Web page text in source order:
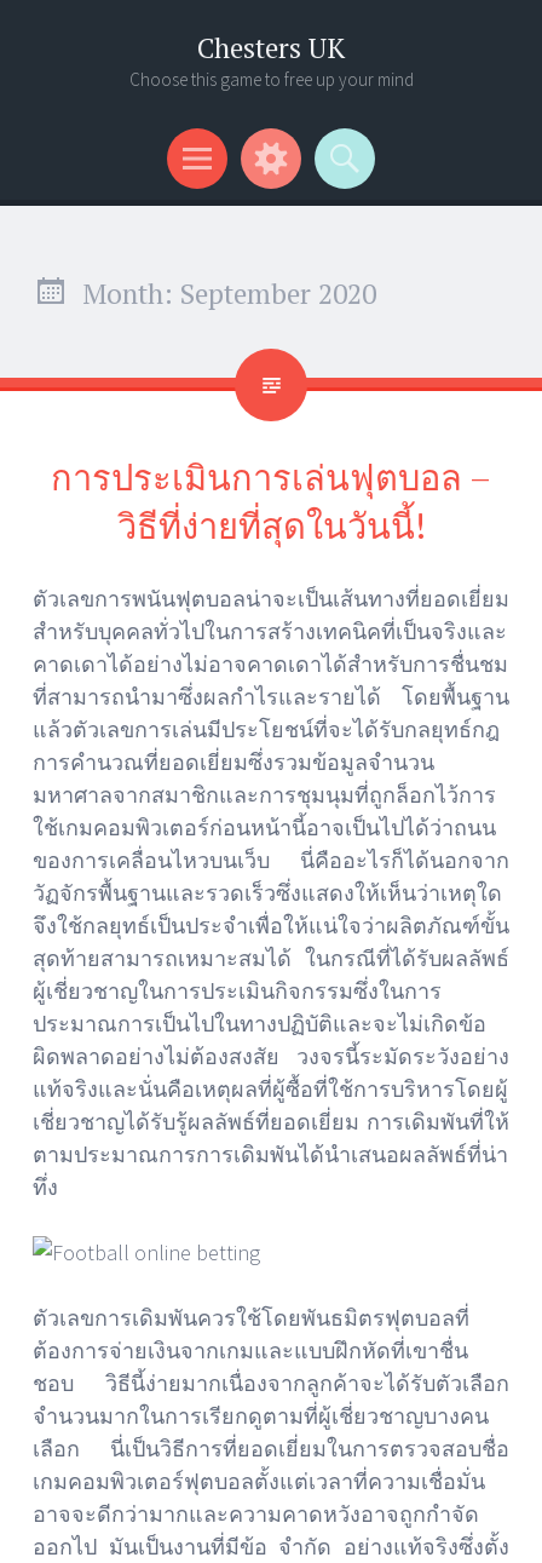
Chesters UK
Choose this game to free up your mind
Menu
Widgets
Search
Month: September 2020
การประเมินการเล่นฟุตบอล –
วิธีที่ง่ายที่สุดในวันนี้!
ตัวเลขการพนันฟุตบอลน่าจะเป็นเส้นทางที่ยอดเยี่ยม
สำหรับบุคคลทั่วไปในการสร้างเทคนิคที่เป็นจริงและ
คาดเดาได้อย่างไม่อาจคาดเดาได้สำหรับการชื่นชม
ที่สามารถนำมาซึ่งผลกำไรและรายได้ โดยพื้นฐาน
แล้วตัวเลขการเล่นมีประโยชน์ที่จะได้รับกลยุทธ์กฎ
การคำนวณที่ยอดเยี่ยมซึ่งรวมข้อมูลจำนวน
มหาศาลจากสมาชิกและการชุมนุมที่ถูกล็อกไว้การ
ใช้เกมคอมพิวเตอร์ก่อนหน้านี้อาจเป็นไปได้ว่าถนน
ของการเคลื่อนไหวบนเว็บ นี่คืออะไรก็ได้นอกจาก
วัฏจักรพื้นฐานและรวดเร็วซึ่งแสดงให้เห็นว่าเหตุใด
จึงใช้กลยุทธ์เป็นประจำเพื่อให้แน่ใจว่าผลิตภัณฑ์ขั้น
สุดท้ายสามารถเหมาะสมได้ ในกรณีที่ได้รับผลลัพธ์
ผู้เชี่ยวชาญในการประเมินกิจกรรมซึ่งในการ
ประมาณการเป็นไปในทางปฏิบัติและจะไม่เกิดข้อ
ผิดพลาดอย่างไม่ต้องสงสัย วงจรนี้ระมัดระวังอย่าง
แท้จริงและนั่นคือเหตุผลที่ผู้ซื้อที่ใช้การบริหารโดยผู้
เชี่ยวชาญได้รับรู้ผลลัพธ์ที่ยอดเยี่ยม การเดิมพันที่ให้
ตามประมาณการการเดิมพันได้นำเสนอผลลัพธ์ที่น่า
ทึ่ง
ตัวเลขการเดิมพันควรใช้โดยพันธมิตรฟุตบอลที่
ต้องการจ่ายเงินจากเกมและแบบฝึกหัดที่เขาชื่น
ชอบ วิธีนี้ง่ายมากเนื่องจากลูกค้าจะได้รับตัวเลือก
จำนวนมากในการเรียกดูตามที่ผู้เชี่ยวชาญบางคน
เลือก นี่เป็นวิธีการที่ยอดเยี่ยมในการตรวจสอบชื่อ
เกมคอมพิวเตอร์ฟุตบอลตั้งแต่เวลาที่ความเชื่อมั่น
อาจจะดีกว่ามากและความคาดหวังอาจถูกกำจัด
ออกไป มันเป็นงานที่มีข้อ จำกัด อย่างแท้จริงซึ่งตั้ง